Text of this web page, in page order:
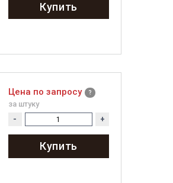
Купить
Цена по запросу
за штуку
- +
Купить